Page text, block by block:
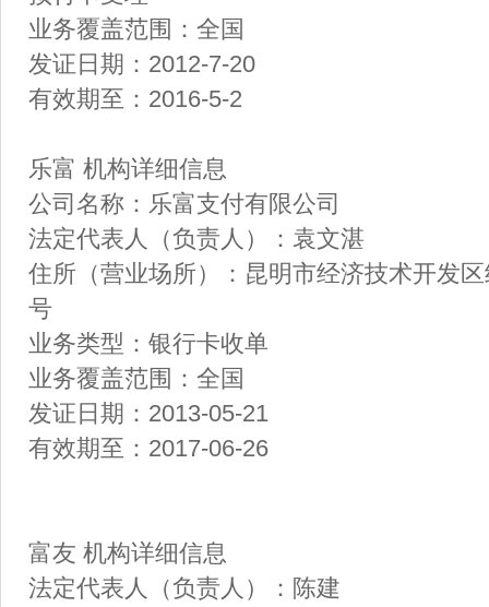
业务覆盖范围：全国
发证日期：2012-7-20
有效期至：2016-5-2
乐富 机构详细信息
公司名称：乐富支付有限公司
法定代表人（负责人）：袁文湛
住所（营业场所）：昆明市经济技术开发
号
业务类型：银行卡收单
业务覆盖范围：全国
发证日期：2013-05-21
有效期至：2017-06-26
富友 机构详细信息
法定代表人（负责人）：陈建